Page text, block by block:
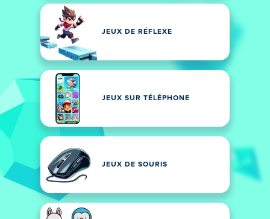
JEUX DE RÉFLEXE
JEUX SUR TÉLÉPHONE
JEUX DE SOURIS